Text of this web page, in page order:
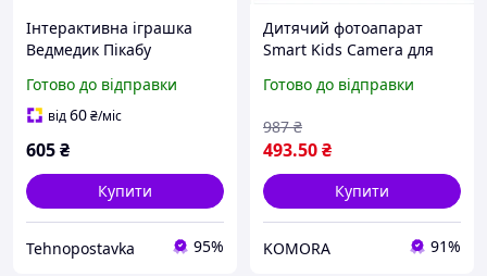
Інтерактивна іграшка
Ведмедик Пікабу
Готово до відправки
від60₴/міс
605₴
Купити
Tehnopostavka 95%
Дитячий фотоапарат
Smart Kids Camera для
рожевий компактна
Готово до відправки
493.50₴
987 ₴
Купити
KOMORA 91%